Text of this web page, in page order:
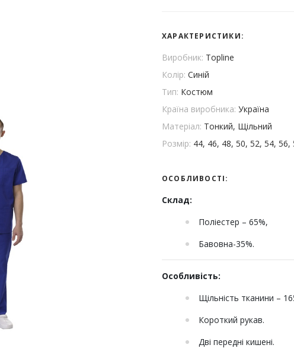
ХАРАКТЕРИСТИКИ:
Виробник: Topline
Колір: Синій
Тип: Костюм
Країна виробника: Україна
Матеріал: Тонкий, Щільний
Розмір: 44, 46, 48, 50, 52, 54, 56,
ОСОБЛИВОСТІ:
Склад:
Поліестер – 65%,
Бавовна-35%.
Особливість:
Щільність тканини –
Короткий рукав.
Дві передні кишені.